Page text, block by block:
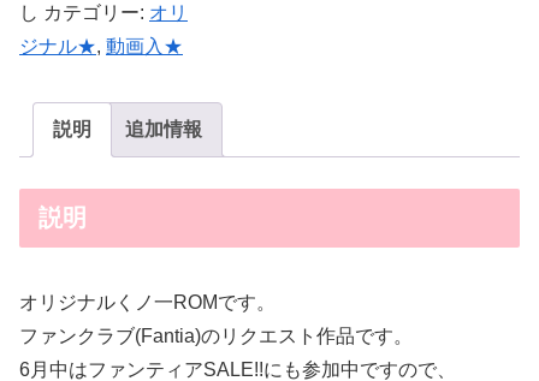
し カテゴリー: オリ
ジナル★, 動画入★
説明 追加情報
説明
オリジナルくノ一ROMです。
ファンクラブ(Fantia)のリクエスト作品です。
6月中はファンティアSALE!!にも参加中ですので、